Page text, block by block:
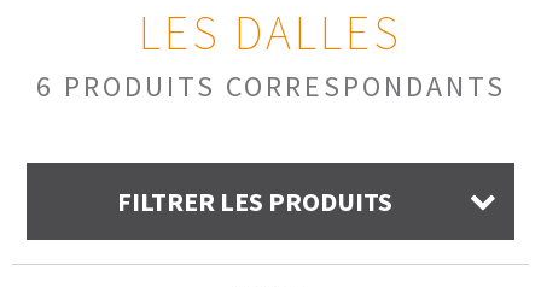
LES DALLES
6 PRODUITS CORRESPONDANTS
FILTRER LES PRODUITS